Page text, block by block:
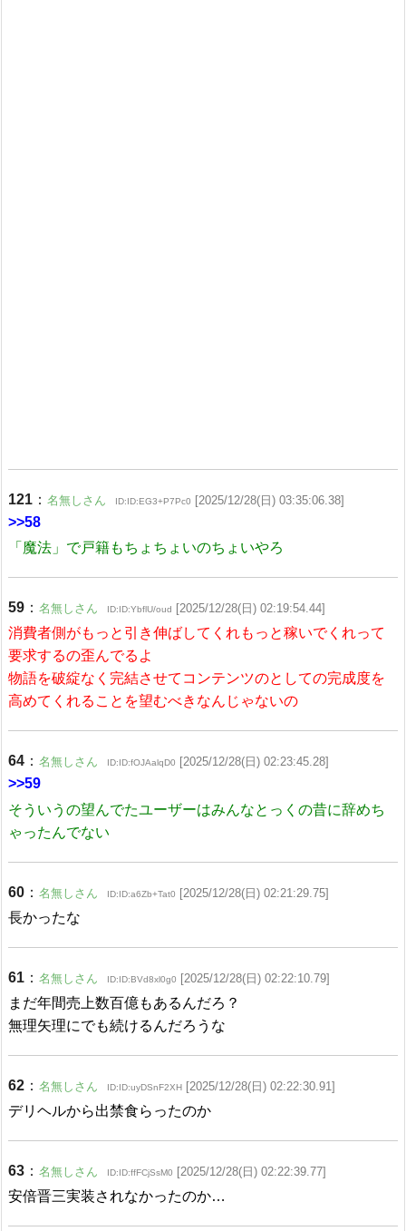
121 ： 名無しさん ID:ID:EG3+P7Pc0 [2025/12/28(日) 03:35:06.38]
>>58
「魔法」で戸籍もちょちょいのちょいやろ
59 ： 名無しさん ID:ID:YbflU/oud [2025/12/28(日) 02:19:54.44]
消費者側がもっと引き伸ばしてくれもっと稼いでくれって
要求するの歪んでるよ
物語を破綻なく完結させてコンテンツのとしての完成度を
高めてくれることを望むべきなんじゃないの
64 ： 名無しさん ID:ID:fOJAalqD0 [2025/12/28(日) 02:23:45.28]
>>59
そういうの望んでたユーザーはみんなとっくの昔に辞めち
ゃったんでない
60 ： 名無しさん ID:ID:a6Zb+Tat0 [2025/12/28(日) 02:21:29.75]
長かったな
61 ： 名無しさん ID:ID:BVd8xl0g0 [2025/12/28(日) 02:22:10.79]
まだ年間売上数百億もあるんだろ？
無理矢理にでも続けるんだろうな
62 ： 名無しさん ID:ID:uyDSnF2XH [2025/12/28(日) 02:22:30.91]
デリヘルから出禁食らったのか
63 ： 名無しさん ID:ID:ffFCjSsM0 [2025/12/28(日) 02:22:39.77]
安倍晋三実装されなかったのか…